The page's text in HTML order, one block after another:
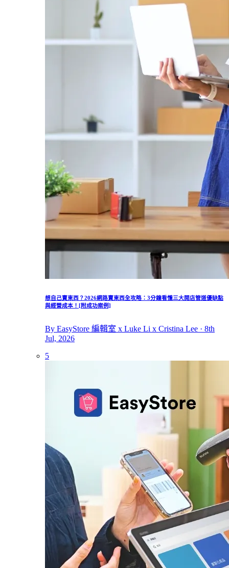
想自己賣東西？2026網路賣東西全攻略：3分鐘看懂三大開店管道優缺點
與經營成本！[附成功案例]
By EasyStore 編輯室 x Luke Li x Cristina Lee · 8th
Jul, 2026
5